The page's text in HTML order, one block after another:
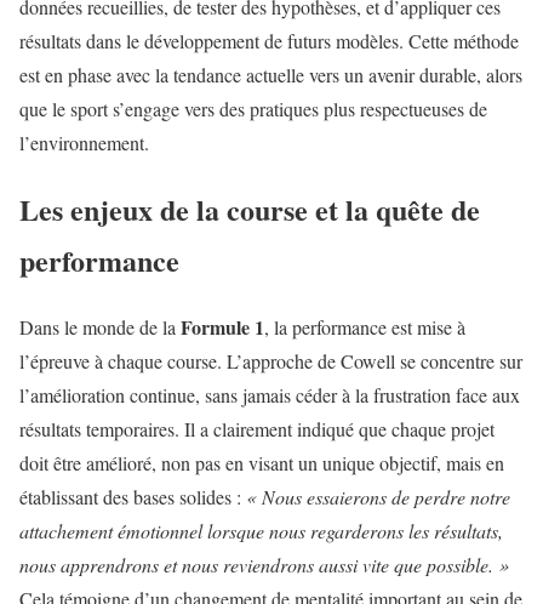
données recueillies, de tester des hypothèses, et d’appliquer ces
résultats dans le développement de futurs modèles. Cette méthode
est en phase avec la tendance actuelle vers un avenir durable, alors
que le sport s’engage vers des pratiques plus respectueuses de
l’environnement.
Les enjeux de la course et la quête de
performance
Dans le monde de la Formule 1, la performance est mise à
l’épreuve à chaque course. L’approche de Cowell se concentre sur
l’amélioration continue, sans jamais céder à la frustration face aux
résultats temporaires. Il a clairement indiqué que chaque projet
doit être amélioré, non pas en visant un unique objectif, mais en
établissant des bases solides : « Nous essaierons de perdre notre
attachement émotionnel lorsque nous regarderons les résultats,
nous apprendrons et nous reviendrons aussi vite que possible. »
Cela témoigne d’un changement de mentalité important au sein de